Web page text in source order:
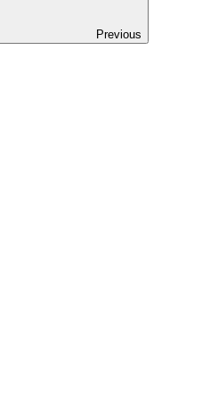
Previous